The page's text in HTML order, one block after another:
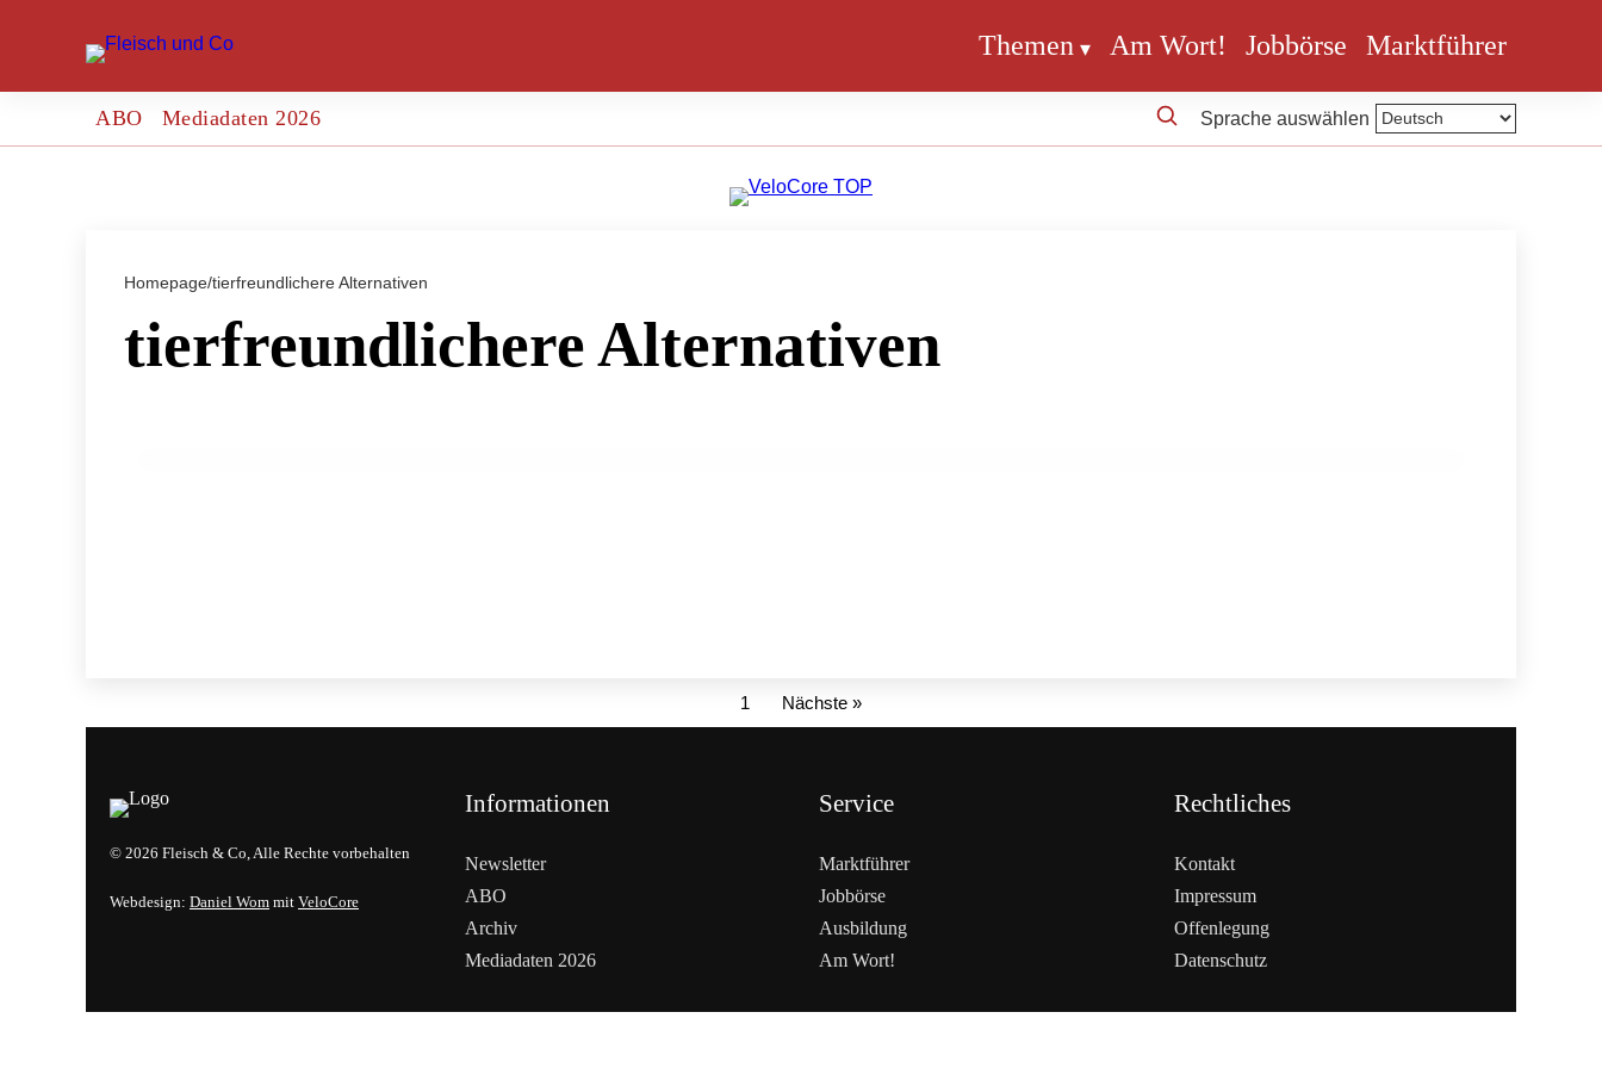
Themen Am Wort! Jobbörse Marktführer
ABO Mediadaten 2026 Sprache auswählen
Homepage/tierfreundlichere Alternativen
tierfreundlichere Alternativen
1 Nächste »
© 2026 Fleisch & Co, Alle Rechte vorbehalten
Webdesign: Daniel Wom mit VeloCore
Informationen
Newsletter
ABO
Archiv
Mediadaten 2026
Service
Marktführer
Jobbörse
Ausbildung
Am Wort!
Rechtliches
Kontakt
Impressum
Offenlegung
Datenschutz